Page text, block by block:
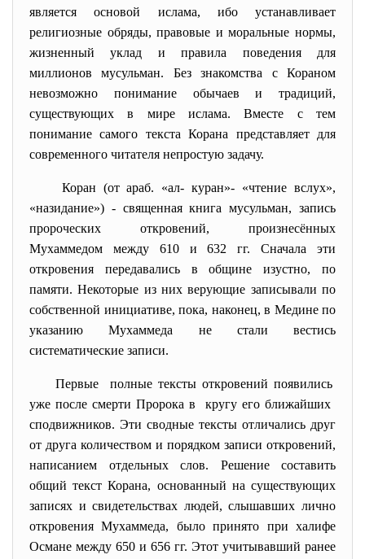
является основой ислама, ибо устанавливает
религиозные обряды, правовые и моральные нормы,
жизненный уклад и правила поведения для
миллионов мусульман. Без знакомства с Кораном
невозможно понимание обычаев и традиций,
существующих в мире ислама. Вместе с тем
понимание самого текста Корана представляет для
современного читателя непростую задачу.
Коран (от араб. «ал- куран»- «чтение вслух»,
«назидание») - священная книга мусульман, запись
пророческих откровений, произнесённых
Мухаммедом между 610 и 632 гг. Сначала эти
откровения передавались в общине изустно, по
памяти. Некоторые из них верующие записывали по
собственной инициативе, пока, наконец, в Медине по
указанию Мухаммеда не стали вестись
систематические записи.
Первые полные тексты откровений появились
уже после смерти Пророка в кругу его ближайших
сподвижников. Эти сводные тексты отличались друг
от друга количеством и порядком записи откровений,
написанием отдельных слов. Решение составить
общий текст Корана, основанный на существующих
записях и свидетельствах людей, слышавших лично
откровения Мухаммеда, было принято при халифе
Османе между 650 и 656 гг. Этот учитывавший ранее